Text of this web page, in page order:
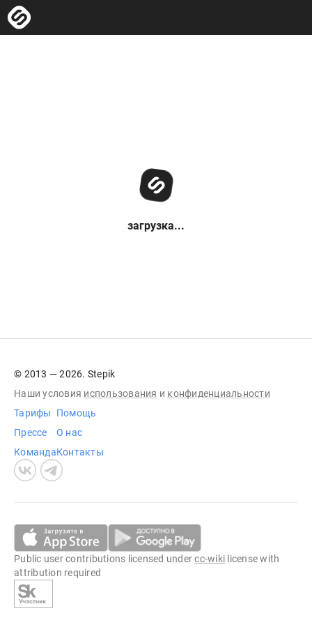
загрузка...
© 2013 — 2026. Stepik
Наши условия использования и конфиденциальности
Тарифы
Прессе
Команда
Помощь
О нас
Контакты
Public user contributions licensed undercc-wiki license with
attribution required